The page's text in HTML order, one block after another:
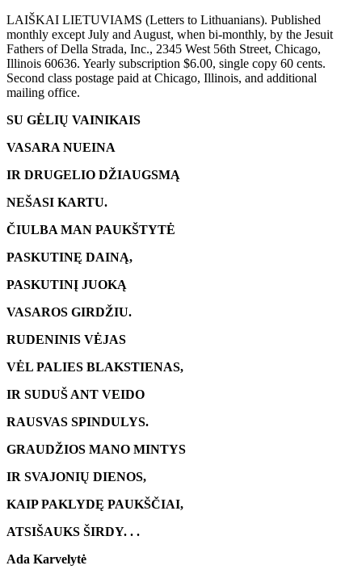
LAIŠKAI LIETUVIAMS (Letters to Lithuanians). Published
monthly except July and August, when bi-monthly, by the Jesuit
Fathers of Della Strada, Inc., 2345 West 56th Street, Chicago,
Illinois 60636. Yearly subscription $6.00, single copy 60 cents.
Second class postage paid at Chicago, Illinois, and additional
mailing office.
SU GĖLIŲ VAINIKAIS
VASARA NUEINA
IR DRUGELIO DŽIAUGSMĄ
NEŠASI KARTU.
ČIULBA MAN PAUKŠTYTĖ
PASKUTINĘ DAINĄ,
PASKUTINĮ JUOKĄ
VASAROS GIRDŽIU.
RUDENINIS VĖJAS
VĖL PALIES BLAKSTIENAS,
IR SUDUŠ ANT VEIDO
RAUSVAS SPINDULYS.
GRAUDŽIOS MANO MINTYS
IR SVAJONIŲ DIENOS,
KAIP PAKLYDĘ PAUKŠČIAI,
ATSIŠAUKS ŠIRDY. . .
Ada Karvelytė